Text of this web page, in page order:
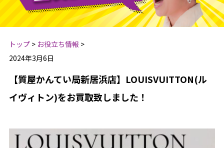
トップ> お役立ち情報 >
2024年3月6日
【質屋かんてい局新居浜店】LOUISVUITTON(ル
イヴィトン)をお買取致しました！